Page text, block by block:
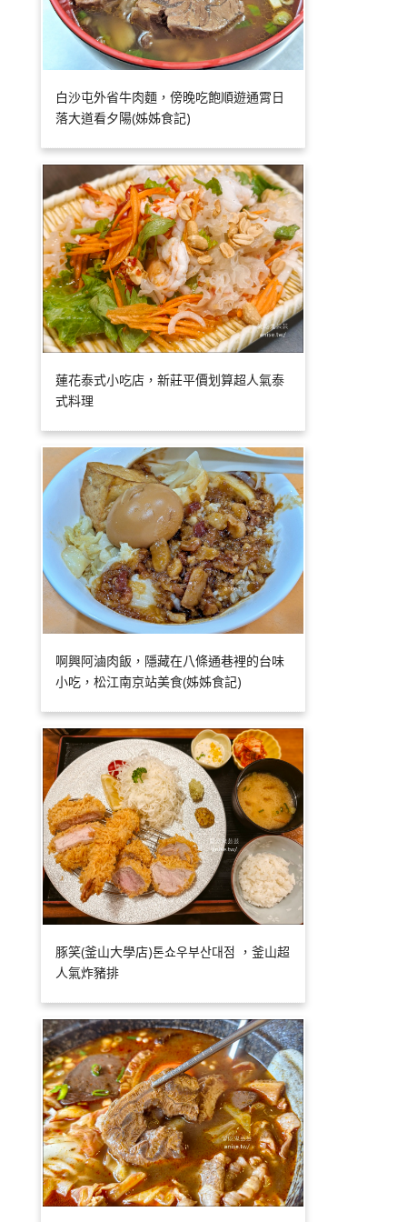
白沙屯外省牛肉麵，傍晚吃飽順遊通霄日
落大道看夕陽(姊姊食記)
蓮花泰式小吃店，新莊平價划算超人氣泰
式料理
啊興阿滷肉飯，隱藏在八條通巷裡的台味
小吃，松江南京站美食(姊姊食記)
豚笑(釜山大學店)톤쇼우부산대점 ，釜山超
人氣炸豬排